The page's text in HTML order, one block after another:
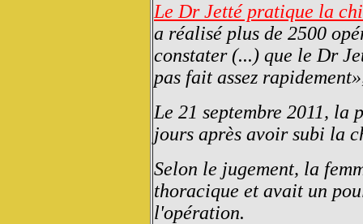
Le Dr Jetté pratique la
a réalisé plus de 2500
constater (...) que le Dr
pas fait assez
Le 21 septembre 2011, la
jours après avoir subi la
Selon le jugement, la
thoracique et avait un
l'opération.